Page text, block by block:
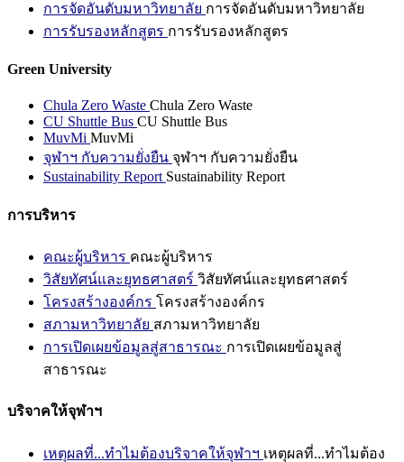
การจัดอันดับมหาวิทยาลัย การจัดอันดับมหาวิทยาลัย
การรับรองหลักสูตร การรับรองหลักสูตร
Green University
Chula Zero Waste Chula Zero Waste
CU Shuttle Bus CU Shuttle Bus
MuvMi MuvMi
จุฬาฯ กับความยั่งยืน จุฬาฯ กับความยั่งยืน
Sustainability Report Sustainability Report
การบริหาร
คณะผู้บริหาร คณะผู้บริหาร
วิสัยทัศน์และยุทธศาสตร์ วิสัยทัศน์และยุทธศาสตร์
โครงสร้างองค์กร โครงสร้างองค์กร
สภามหาวิทยาลัย สภามหาวิทยาลัย
การเปิดเผยข้อมูลสู่สาธารณะ การเปิดเผยข้อมูลสู่
สาธารณะ
บริจาคให้จุฬาฯ
เหตุผลที่...ทำไมต้องบริจาคให้จุฬาฯ เหตุผลที่...ทำไมต้อง